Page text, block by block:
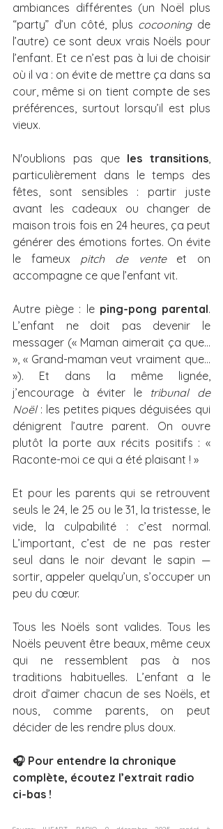
ambiances différentes (un Noël plus
“party” d’un côté, plus cocooning de
l’autre) ce sont deux vrais Noëls pour
l’enfant. Et ce n’est pas à lui de choisir
où il va : on évite de mettre ça dans sa
cour, même si on tient compte de ses
préférences, surtout lorsqu’il est plus
vieux.
N'oublions pas que les transitions,
particulièrement dans le temps des
fêtes, sont sensibles : partir juste
avant les cadeaux ou changer de
maison trois fois en 24 heures, ça peut
générer des émotions fortes. On évite
le fameux pitch de vente et on
accompagne ce que l’enfant vit.
Autre piège : le ping-pong parental.
L’enfant ne doit pas devenir le
messager (« Maman aimerait ça que…
», « Grand-maman veut vraiment que…
»). Et dans la même lignée,
j’encourage à éviter le tribunal de
Noël : les petites piques déguisées qui
dénigrent l’autre parent. On ouvre
plutôt la porte aux récits positifs : «
Raconte-moi ce qui a été plaisant ! »
Et pour les parents qui se retrouvent
seuls le 24, le 25 ou le 31, la tristesse, le
vide, la culpabilité : c’est normal.
L’important, c’est de ne pas rester
seul dans le noir devant le sapin —
sortir, appeler quelqu’un, s’occuper un
peu du cœur.
Tous les Noëls sont valides. Tous les
Noëls peuvent être beaux, même ceux
qui ne ressemblent pas à nos
traditions habituelles. L’enfant a le
droit d’aimer chacun de ses Noëls, et
nous, comme parents, on peut
décider de les rendre plus doux.
🎧 Pour entendre la chronique
complète, écoutez l’extrait radio
ci-bas !